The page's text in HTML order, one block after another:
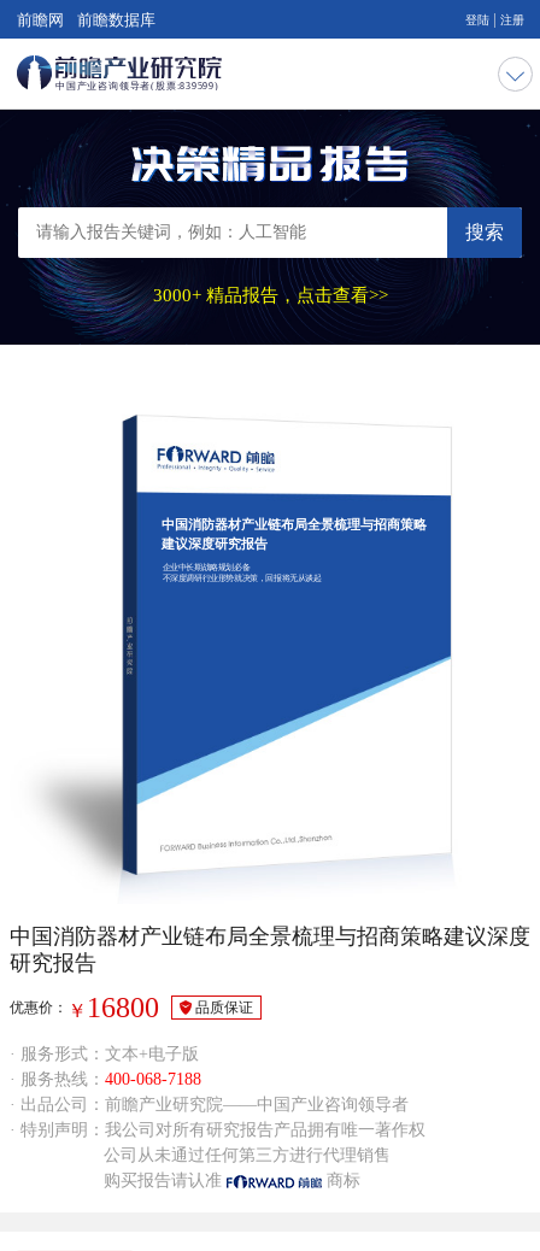
前瞻网 前瞻数据库 登陆 注册
搜索
3000+ 精品报告，点击查看>>
中国消防器材产业链布局全景梳理与招商策略
建议深度研究报告
企业中长期战略规划必备
不深度调研行业形势就决策，回报将无从谈起
中国消防器材产业链布局全景梳理与招商策略建议深度
研究报告
优惠价： ￥ 16800 品质保证
· 服务形式：文本+电子版
· 服务热线： 400-068-7188
· 出品公司：前瞻产业研究院——中国产业咨询领导者
· 特别声明：我公司对所有研究报告产品拥有唯一著作权
公司从未通过任何第三方进行代理销售
购买报告请认准
商标